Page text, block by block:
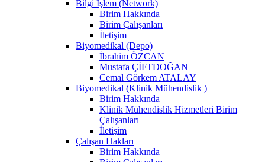
Bilgi İşlem (Network)
Birim Hakkında
Birim Çalışanları
İletişim
Biyomedikal (Depo)
İbrahim ÖZCAN
Mustafa ÇİFTDOĞAN
Cemal Görkem ATALAY
Biyomedikal (Klinik Mühendislik )
Birim Hakkında
Klinik Mühendislik Hizmetleri Birim
Çalışanları
İletişim
Çalışan Hakları
Birim Hakkında